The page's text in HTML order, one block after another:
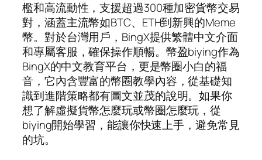
檻和高流動性，支援超過300種加密貨幣交易
對，涵蓋主流幣如BTC、ETH到新興的Meme
幣。對於台灣用戶，BingX提供繁體中文介面
和專屬客服，確保操作順暢。幣盈biying作為
BingX的中文教育平台，更是幣圈小白的福
音，它內含豐富的幣圈教學內容，從基礎知
識到進階策略都有圖文並茂的說明。如果你
想了解虛擬貨幣怎麼玩或幣圈怎麼玩，從
biying開始學習，能讓你快速上手，避免常見
的坑。